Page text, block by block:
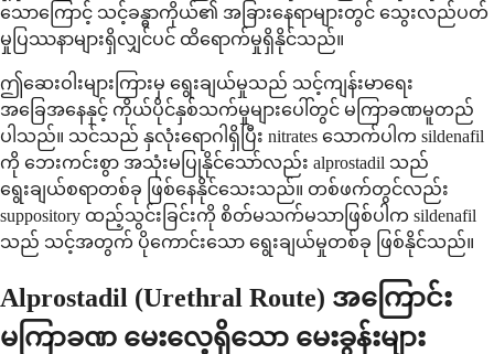
သောကြောင့် သင့်ခန္ဓာကိုယ်၏ အခြားနေရာများတွင် သွေးလည်ပတ်
မှုပြဿနာများရှိလျှင်ပင် ထိရောက်မှုရှိနိုင်သည်။
ဤဆေးဝါးများကြားမှ ရွေးချယ်မှုသည် သင့်ကျန်းမာရေး
အခြေအနေနှင့် ကိုယ်ပိုင်နှစ်သက်မှုများပေါ်တွင် မကြာခဏမူတည်
ပါသည်။ သင်သည် နှလုံးရောဂါရှိပြီး nitrates သောက်ပါက sildenafil
ကို ဘေးကင်းစွာ အသုံးမပြုနိုင်သော်လည်း alprostadil သည်
ရွေးချယ်စရာတစ်ခု ဖြစ်နေနိုင်သေးသည်။ တစ်ဖက်တွင်လည်း
suppository ထည့်သွင်းခြင်းကို စိတ်မသက်မသာဖြစ်ပါက sildenafil
သည် သင့်အတွက် ပိုကောင်းသော ရွေးချယ်မှုတစ်ခု ဖြစ်နိုင်သည်။
Alprostadil (Urethral Route) အကြောင်း
မကြာခဏ မေးလေ့ရှိသော မေးခွန်းများ